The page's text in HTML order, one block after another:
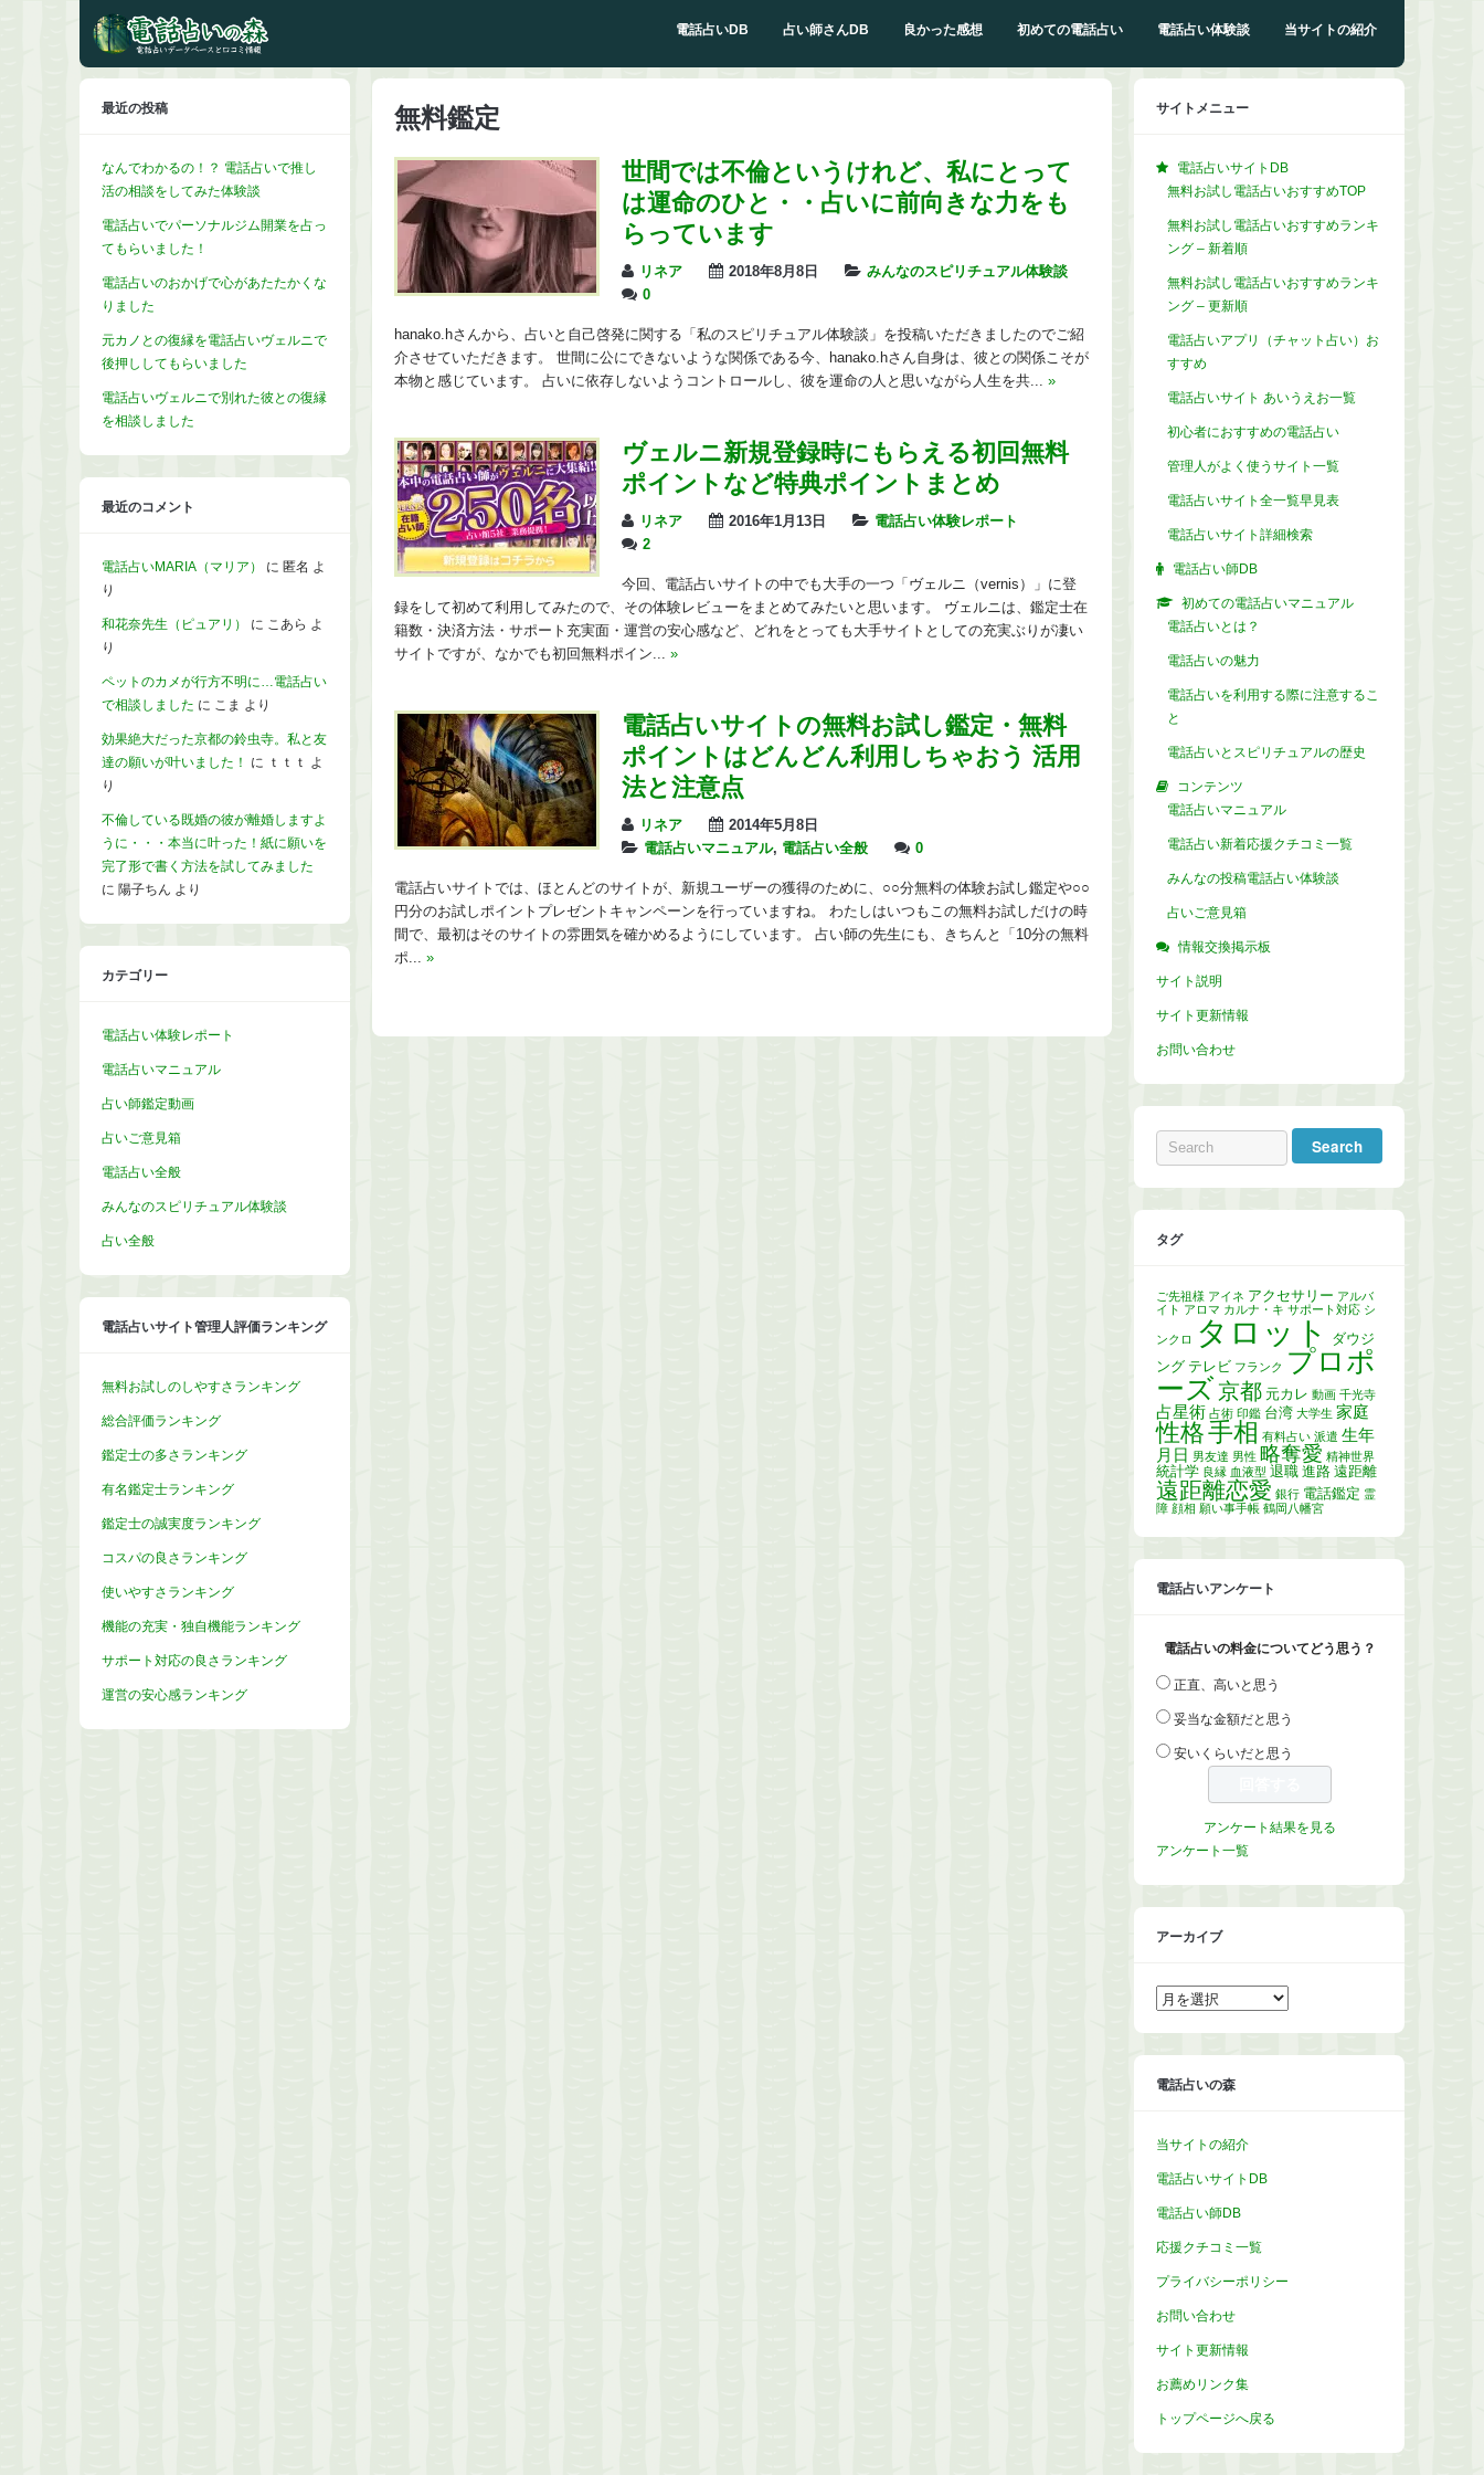
電話占いDB 占い師さんDB 良かった感想 初めての電話占い 電話占い体験談 当サイトの紹介
無料鑑定
世間では不倫というけれど、私にとって
は運命のひと・・占いに前向きな力をも
らっています
リネア 2018年8月8日
みんなのスピリチュアル体験談
0
hanako.hさんから、占いと自己啓発に関する「私のスピリチュアル体験談」を投稿いただきましたのでご紹
介させていただきます。 世間に公にできないような関係である今、hanako.hさん自身は、彼との関係こそが
本物と感じています。 占いに依存しないようコントロールし、彼を運命の人と思いながら人生を共... »
ヴェルニ新規登録時にもらえる初回無料
ポイントなど特典ポイントまとめ
リネア 2016年1月13日
電話占い体験レポート
2
今回、電話占いサイトの中でも大手の一つ「ヴェルニ（vernis）」に登
録をして初めて利用してみたので、その体験レビューをまとめてみたいと思います。 ヴェルニは、鑑定士在
籍数・決済方法・サポート充実面・運営の安心感など、どれをとっても大手サイトとしての充実ぶりが凄い
サイトですが、なかでも初回無料ポイン... »
電話占いサイトの無料お試し鑑定・無料
ポイントはどんどん利用しちゃおう 活用
法と注意点
リネア
2014年5月8日
電話占いマニュアル, 電話占い全般 0
電話占いサイトでは、ほとんどのサイトが、新規ユーザーの獲得のために、○○分無料の体験お試し鑑定や○○
円分のお試しポイントプレゼントキャンペーンを行っていますね。 わたしはいつもこの無料お試しだけの時
間で、最初はそのサイトの雰囲気を確かめるようにしています。 占い師の先生にも、きちんと「10分の無料
ポ... »
最近の投稿
なんでわかるの！？ 電話占いで推し
活の相談をしてみた体験談
電話占いでパーソナルジム開業を占っ
てもらいました！
電話占いのおかげで心があたたかくな
りました
元カノとの復縁を電話占いヴェルニで
後押ししてもらいました
電話占いヴェルニで別れた彼との復縁
を相談しました
最近のコメント
電話占いMARIA（マリア） に 匿名 よ
り
和花奈先生（ピュアリ） に こあら よ
り
ペットのカメが行方不明に…電話占い
で相談しました に こま より
効果絶大だった京都の鈴虫寺。私と友
達の願いが叶いました！
に ｔｔｔ よ
り
不倫している既婚の彼が離婚しますよ
うに・・・本当に叶った！紙に願いを
完了形で書く方法を試してみました
に 陽子ちん より
カテゴリー
電話占い体験レポート
電話占いマニュアル
占い師鑑定動画
占いご意見箱
電話占い全般
みんなのスピリチュアル体験談
占い全般
電話占いサイト管理人評価ランキング
無料お試しのしやすさランキング
総合評価ランキング
鑑定士の多さランキング
有名鑑定士ランキング
鑑定士の誠実度ランキング
コスパの良さランキング
使いやすさランキング
機能の充実・独自機能ランキング
サポート対応の良さランキング
運営の安心感ランキング
サイトメニュー
電話占いサイトDB
無料お試し電話占いおすすめTOP
無料お試し電話占いおすすめランキ
ング – 新着順
無料お試し電話占いおすすめランキ
ング – 更新順
電話占いアプリ（チャット占い）お
すすめ
電話占いサイト あいうえお一覧
初心者におすすめの電話占い
管理人がよく使うサイト一覧
電話占いサイト全一覧早見表
電話占いサイト詳細検索
電話占い師DB
初めての電話占いマニュアル
電話占いとは？
電話占いの魅力
電話占いを利用する際に注意するこ
と
電話占いとスピリチュアルの歴史
コンテンツ
電話占いマニュアル
電話占い新着応援クチコミ一覧
みんなの投稿電話占い体験談
占いご意見箱
情報交換掲示板
サイト説明
サイト更新情報
お問い合わせ
タグ
ご先祖様 アイネ アクセサリー アルバ
イト アロマ カルナ・キ サポート対応 シ
ンクロ タロット
ダウジ
ング テレビ フランク プロポ
ーズ京都 元カレ 動画 千光寺
占星術 占術 印鑑 台湾 大学生 家庭
性格手相 有料占い 派遣 生年
月日 男友達 男性 略奪愛 精神世界
統計学 良縁 血液型 退職 進路 遠距離
遠距離恋愛 銀行 電話鑑定 霊
障 顔相 願い事手帳 鶴岡八幡宮
電話占いアンケート
電話占いの料金についてどう思う？
正直、高いと思う
妥当な金額だと思う
安いくらいだと思う
アンケート結果を見る
アンケート一覧
アーカイブ
ア
ー
イ
電話占いの森
当サイトの紹介
電話占いサイトDB
電話占い師DB
応援クチコミ一覧
プライバシーポリシー
お問い合わせ
サイト更新情報
お薦めリンク集
トップページへ戻る